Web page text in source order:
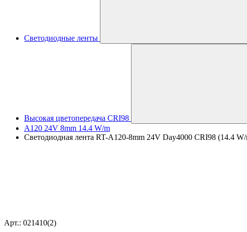
Светодиодные ленты
Высокая цветопередача CRI98
A120 24V 8mm 14.4 W/m
Светодиодная лента RT-A120-8mm 24V Day4000 CRI98 (14.4
Арт.: 021410(2)